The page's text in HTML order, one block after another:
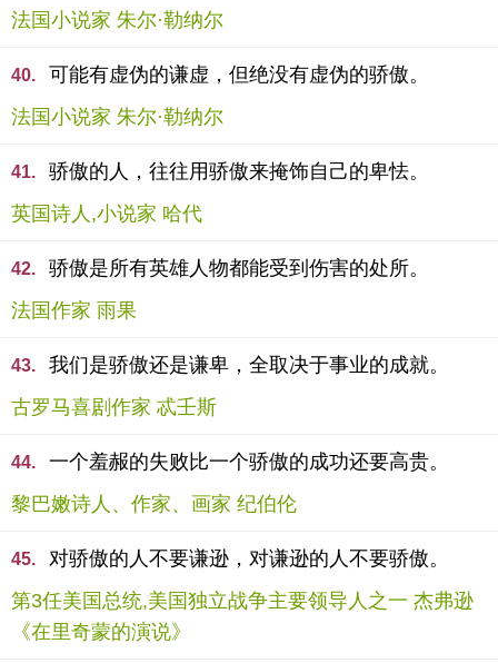
法国小说家 朱尔·勒纳尔
40.
可能有虚伪的谦虚，但绝没有虚伪的骄傲。
法国小说家 朱尔·勒纳尔
41.
骄傲的人，往往用骄傲来掩饰自己的卑怯。
英国诗人,小说家 哈代
42.
骄傲是所有英雄人物都能受到伤害的处所。
法国作家 雨果
43.
我们是骄傲还是谦卑，全取决于事业的成就。
古罗马喜剧作家 忒壬斯
44.
一个羞赧的失败比一个骄傲的成功还要高贵。
黎巴嫩诗人、作家、画家 纪伯伦
45.
对骄傲的人不要谦逊，对谦逊的人不要骄傲。
第3任美国总统,美国独立战争主要领导人之一 杰弗逊
《在里奇蒙的演说》